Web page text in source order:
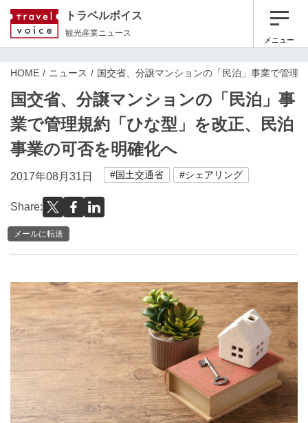
トラベルボイス
観光産業ニュース
メニュー
HOME ニュース 国交省、分譲マンションの「民泊」事業で管理
国交省、分譲マンションの「民泊」事
業で管理規約「ひな型」を改正、民泊
事業の可否を明確化へ
2017年08月31日 #国土交通省 #シェアリング
Share:
メールに転送